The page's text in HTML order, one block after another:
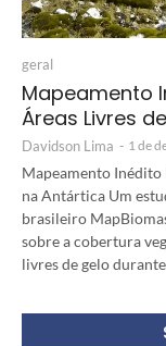
geral
Mapeamento
Áreas Livres
Davidson Lima - 1 de
Mapeamento Inédito
na Antártica Um
brasileiro
sobre a cobertura
livres de gelo durante